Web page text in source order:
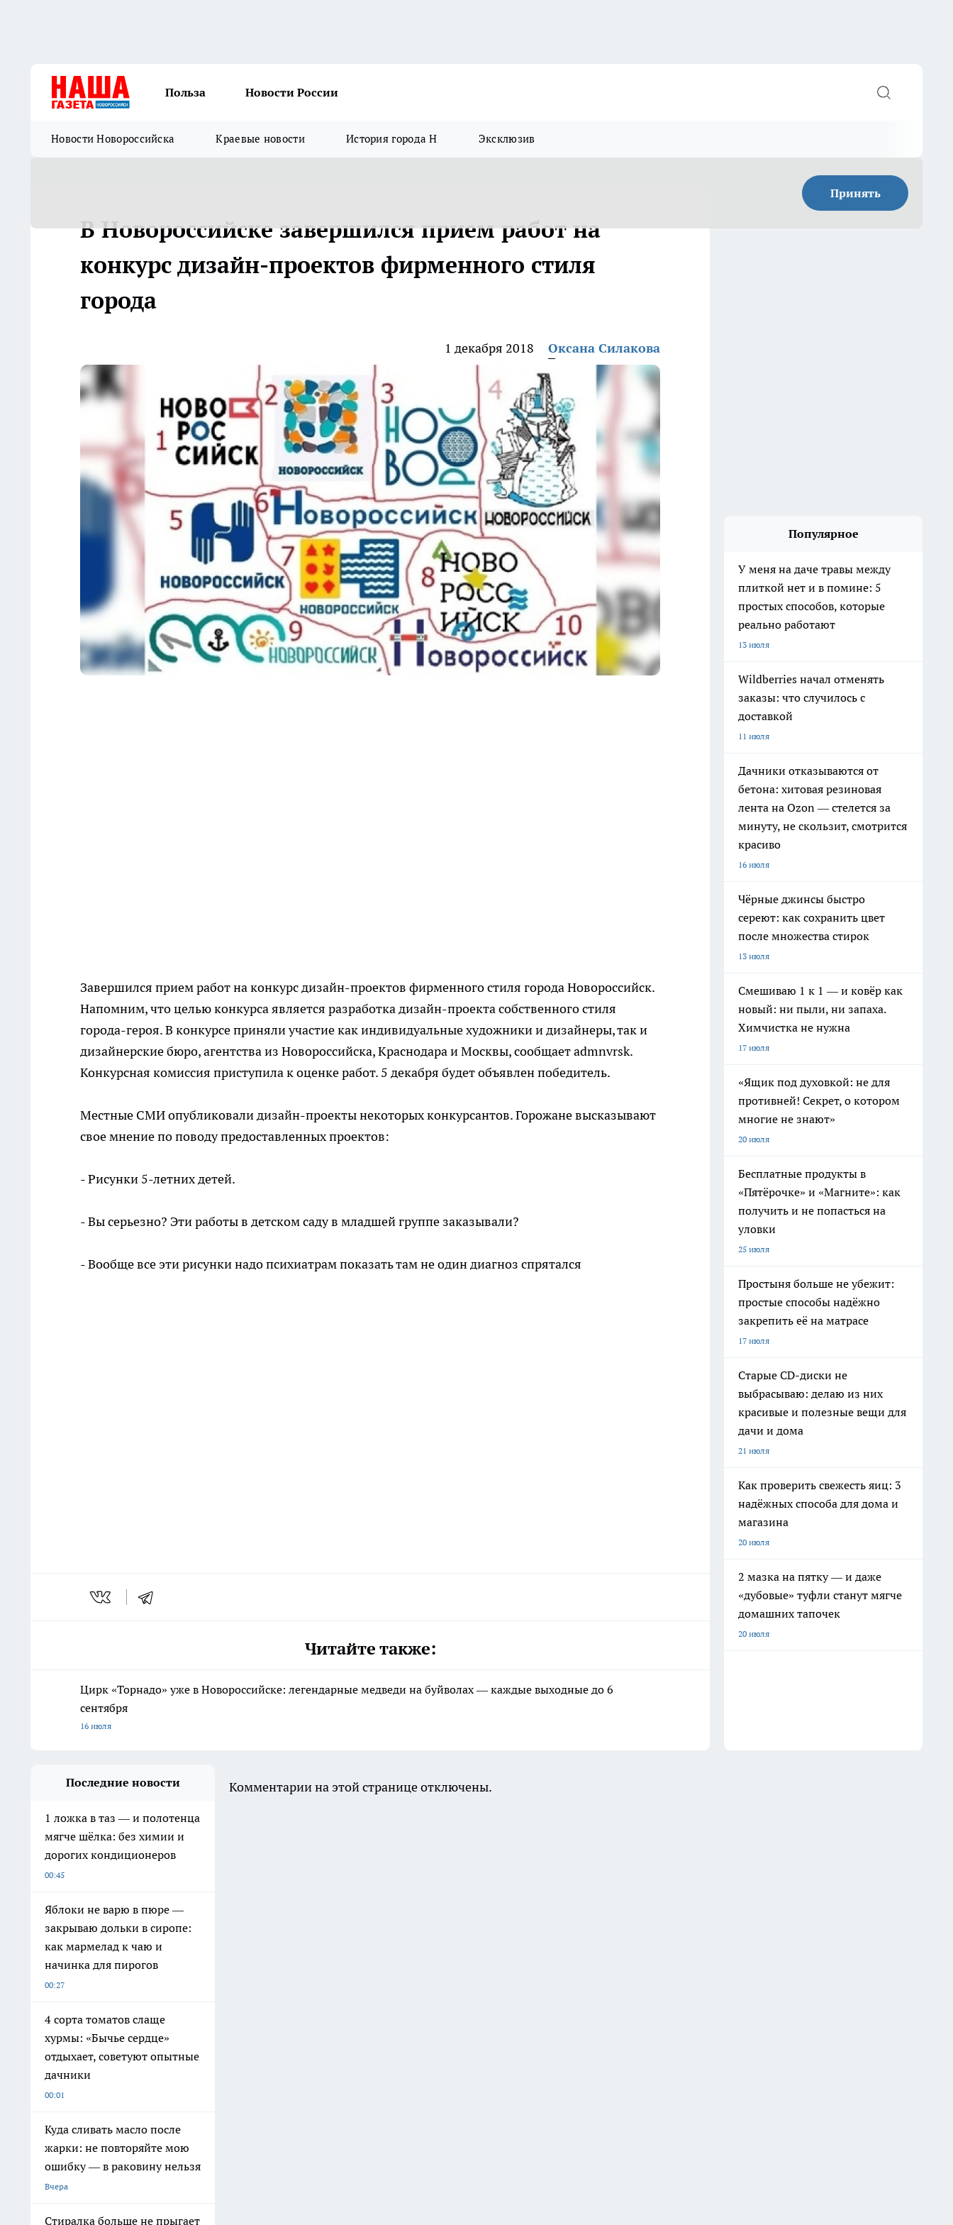
Польза Новости России
Новости Новороссийска Краевые новости История города Н Эксклюзив
Принять
В Новороссийске завершился прием работ на
конкурс дизайн-проектов фирменного стиля
города
1 декабря 2018 Оксана Силакова
Завершился прием работ на конкурс дизайн-проектов фирменного стиля города Новороссийск.
Напомним, что целью конкурса является разработка дизайн-проекта собственного стиля
города-героя. В конкурсе приняли участие как индивидуальные художники и дизайнеры, так и
дизайнерские бюро, агентства из Новороссийска, Краснодара и Москвы, сообщает admnvrsk.
Конкурсная комиссия приступила к оценке работ. 5 декабря будет объявлен победитель.
Местные СМИ опубликовали дизайн-проекты некоторых конкурсантов. Горожане высказывают
свое мнение по поводу предоставленных проектов:
- Рисунки 5-летних детей.
- Вы серьезно? Эти работы в детском саду в младшей группе заказывали?
- Вообще все эти рисунки надо психиатрам показать там не один диагноз спрятался
Читайте также:
Цирк «Торнадо» уже в Новороссийске: легендарные медведи на буйволах — каждые выходные до 6
сентября
16 июля
Популярное
У меня на даче травы между
плиткой нет и в помине: 5
простых способов, которые
реально работают
13 июля
Wildberries начал отменять
заказы: что случилось с
доставкой
11 июля
Дачники отказываются от
бетона: хитовая резиновая
лента на Ozon — стелется за
минуту, не скользит, смотрится
красиво
16 июля
Чёрные джинсы быстро
сереют: как сохранить цвет
после множества стирок
13 июля
Смешиваю 1 к 1 — и ковёр как
новый: ни пыли, ни запаха.
Химчистка не нужна
17 июля
«Ящик под духовкой: не для
противней! Секрет, о котором
многие не знают»
20 июля
Бесплатные продукты в
«Пятёрочке» и «Магните»: как
получить и не попасться на
уловки
25 июля
Простыня больше не убежит:
простые способы надёжно
закрепить её на матрасе
17 июля
Старые CD-диски не
выбрасываю: делаю из них
красивые и полезные вещи для
дачи и дома
21 июля
Как проверить свежесть яиц: 3
надёжных способа для дома и
магазина
20 июля
2 мазка на пятку — и даже
«дубовые» туфли станут мягче
домашних тапочек
20 июля
Последние новости
1 ложка в таз — и полотенца
мягче шёлка: без химии и
дорогих кондиционеров
00:45
Яблоки не варю в пюре —
закрываю дольки в сиропе:
как мармелад к чаю и
начинка для пирогов
00:27
4 сорта томатов слаще
хурмы: «Бычье сердце»
отдыхает, советуют опытные
дачники
00:01
Куда сливать масло после
жарки: не повторяйте мою
ошибку — в раковину нельзя
Вчера
Стиралка больше не прыгает
Комментарии на этой странице отключены.